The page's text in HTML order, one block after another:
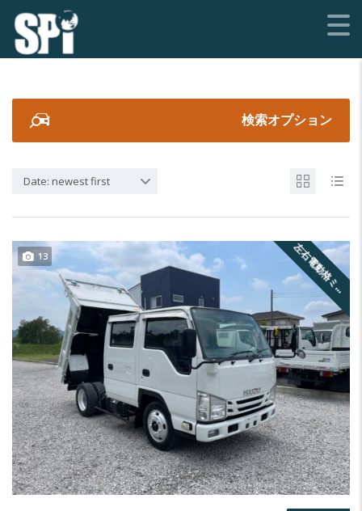
検索オプション
Date: newest first
左
右
電
動
格
ミ
ラ
ー
13